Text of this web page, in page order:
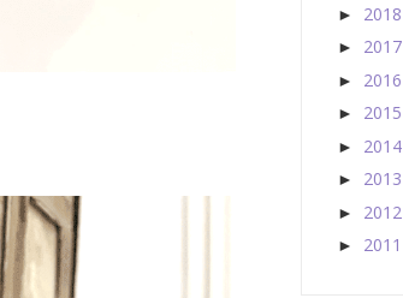
► 2018
► 2017
► 2016
► 2015
► 2014
► 2013
► 2012
► 2011